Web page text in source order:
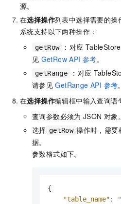
源。
在选择操作列表中选择需要的操
系统支持以下两种操作：
getRow ：对应 TableStore
见 GetRow API 参考。
getRange ：对应
请参见 GetRange API 参考。
在选择操作编辑框中输入查询语
查询参数必须为 JSON 对象。
选择 getRow 操作时，需要
据。
参数格式如下。
{
"table_name" :